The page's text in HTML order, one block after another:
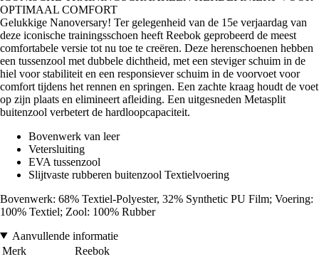
OPTIMAAL COMFORT
Gelukkige Nanoversary! Ter gelegenheid van de 15e verjaardag van
deze iconische trainingsschoen heeft Reebok geprobeerd de meest
comfortabele versie tot nu toe te creëren. Deze herenschoenen hebben
een tussenzool met dubbele dichtheid, met een steviger schuim in de
hiel voor stabiliteit en een responsiever schuim in de voorvoet voor
comfort tijdens het rennen en springen. Een zachte kraag houdt de voet
op zijn plaats en elimineert afleiding. Een uitgesneden Metasplit
buitenzool verbetert de hardloopcapaciteit.
Bovenwerk van leer
Vetersluiting
EVA tussenzool
Slijtvaste rubberen buitenzool Textielvoering
Bovenwerk: 68% Textiel-Polyester, 32% Synthetic PU Film; Voering:
100% Textiel; Zool: 100% Rubber
Aanvullende informatie
Merk
Reebok